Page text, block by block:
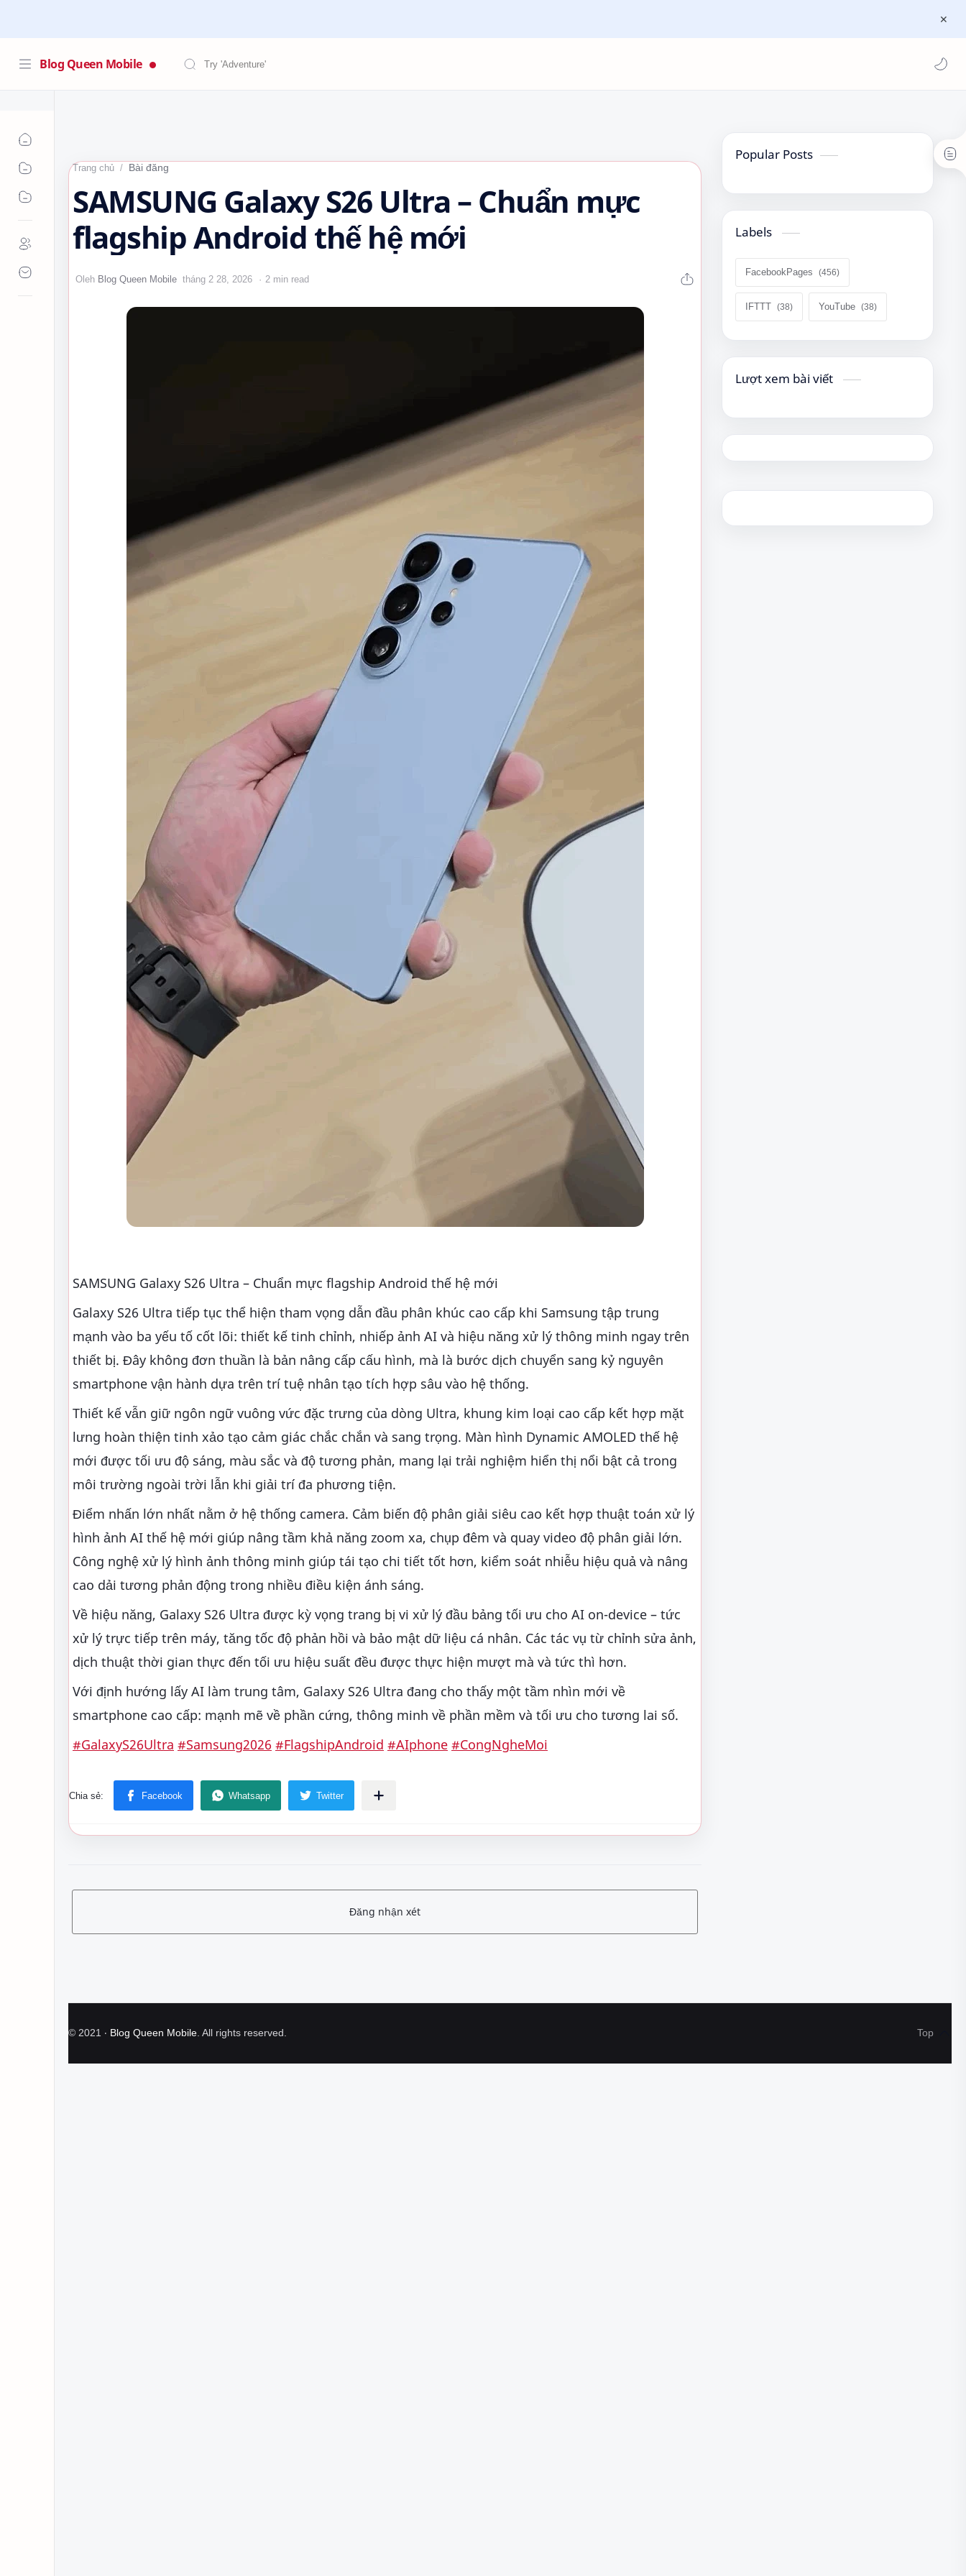
Blog Queen Mobile
Trang chủ Bài đăng
SAMSUNG Galaxy S26 Ultra – Chuẩn mực
flagship Android thế hệ mới
2 min read
SAMSUNG Galaxy S26 Ultra – Chuẩn mực flagship Android thế hệ mới
Galaxy S26 Ultra tiếp tục thể hiện tham vọng dẫn đầu phân khúc cao cấp khi Samsung tập trung
mạnh vào ba yếu tố cốt lõi: thiết kế tinh chỉnh, nhiếp ảnh AI và hiệu năng xử lý thông minh ngay trên
thiết bị. Đây không đơn thuần là bản nâng cấp cấu hình, mà là bước dịch chuyển sang kỷ nguyên
smartphone vận hành dựa trên trí tuệ nhân tạo tích hợp sâu vào hệ thống.
Thiết kế vẫn giữ ngôn ngữ vuông vức đặc trưng của dòng Ultra, khung kim loại cao cấp kết hợp mặt
lưng hoàn thiện tinh xảo tạo cảm giác chắc chắn và sang trọng. Màn hình Dynamic AMOLED thế hệ
mới được tối ưu độ sáng, màu sắc và độ tương phản, mang lại trải nghiệm hiển thị nổi bật cả trong
môi trường ngoài trời lẫn khi giải trí đa phương tiện.
Điểm nhấn lớn nhất nằm ở hệ thống camera. Cảm biến độ phân giải siêu cao kết hợp thuật toán xử lý
hình ảnh AI thế hệ mới giúp nâng tầm khả năng zoom xa, chụp đêm và quay video độ phân giải lớn.
Công nghệ xử lý hình ảnh thông minh giúp tái tạo chi tiết tốt hơn, kiểm soát nhiễu hiệu quả và nâng
cao dải tương phản động trong nhiều điều kiện ánh sáng.
Về hiệu năng, Galaxy S26 Ultra được kỳ vọng trang bị vi xử lý đầu bảng tối ưu cho AI on-device – tức
xử lý trực tiếp trên máy, tăng tốc độ phản hồi và bảo mật dữ liệu cá nhân. Các tác vụ từ chỉnh sửa ảnh,
dịch thuật thời gian thực đến tối ưu hiệu suất đều được thực hiện mượt mà và tức thì hơn.
Với định hướng lấy AI làm trung tâm, Galaxy S26 Ultra đang cho thấy một tầm nhìn mới về
smartphone cao cấp: mạnh mẽ về phần cứng, thông minh về phần mềm và tối ưu cho tương lai số.
#GalaxyS26Ultra #Samsung2026 #FlagshipAndroid #AIphone #CongNgheMoi
Đăng nhận xét
Popular Posts
Labels
FacebookPages
IFTTT YouTube
Lượt xem bài viết
© 2021 ‧ Blog Queen Mobile. All rights reserved.